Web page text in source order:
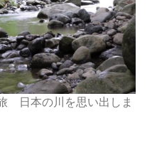
日本の川を思い出しま